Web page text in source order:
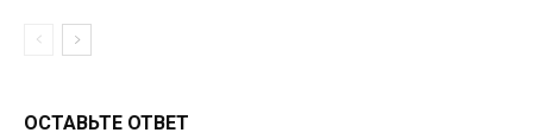
ОСТАВЬТЕ ОТВЕТ